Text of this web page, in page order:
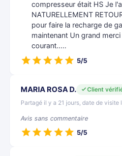
compresseur était HS Je
NATURELLEMENT
pour faire la recharge de
maintenant Un grand
courant.....
5/5
MARIA ROSA D.
Client
Partagé il y a 21 jours, date de visite
Avis sans commentaire
5/5